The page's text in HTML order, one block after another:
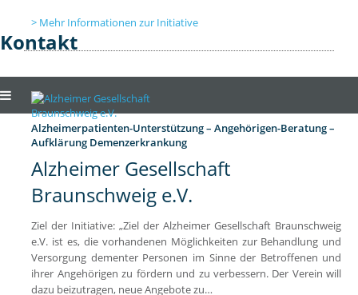
Kontakt
Mehr Informationen zur Initiative
Alzheimerpatienten-Unterstützung – Angehörigen-Beratung –
Aufklärung Demenzerkrankung
Alzheimer Gesellschaft
Braunschweig e.V.
Ziel der Initiative: „Ziel der Alzheimer Gesellschaft Braunschweig
e.V. ist es, die vorhandenen Möglichkeiten zur Behandlung und
Versorgung dementer Personen im Sinne der Betroffenen und
ihrer Angehörigen zu fördern und zu verbessern. Der Verein will
dazu beizutragen, neue Angebote zu…